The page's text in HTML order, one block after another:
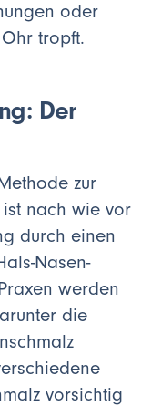
oder
tropft.
Der
zur
ist nach wie vor
durch einen
Nasen-
werden
die
vorsichtig